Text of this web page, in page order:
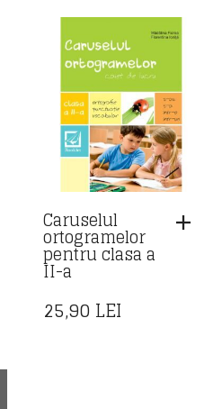
Caruselul
ortogramelor
pentru clasa a
II-a
25,90 LEI